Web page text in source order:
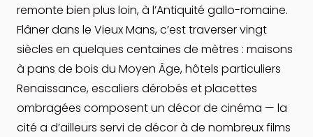
remonte bien plus loin, à l’Antiquité gallo-romaine.
Flâner dans le Vieux Mans, c’est traverser vingt
siècles en quelques centaines de mètres : maisons
à pans de bois du Moyen Âge, hôtels particuliers
Renaissance, escaliers dérobés et placettes
ombragées composent un décor de cinéma — la
cité a d’ailleurs servi de décor à de nombreux films